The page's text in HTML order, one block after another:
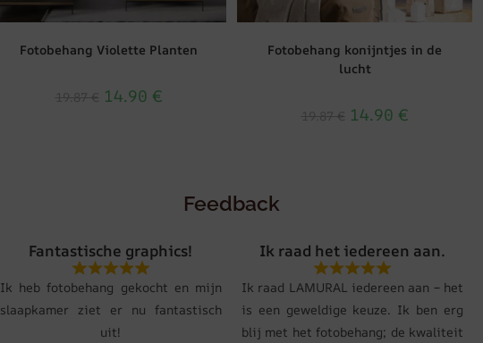
Fotobehang Violette Planten
14.90 €
Fotobehang konijntjes in de
lucht
14.90 €
Feedback
Fantastische graphics!
Ik heb fotobehang gekocht en mijn
slaapkamer ziet er nu fantastisch
uit!
Ik raad het iedereen aan.
Ik raad LAMURAL iedereen aan – het
is een geweldige keuze. Ik ben erg
blij met het fotobehang; de kwaliteit